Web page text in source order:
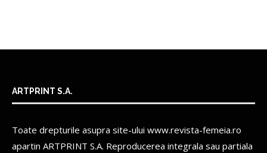
ARTPRINT S.A.
Toate drepturile asupra site-ului www.revista-femeia.ro
apartin ARTPRINT S.A. Reproducerea integrala sau partiala